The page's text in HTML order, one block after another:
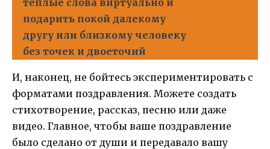
подарить покой далекому
другу или близкому человеку
без точек и двоеточий
И, наконец, не бойтесь экспериментировать с
форматами поздравления. Можете создать
стихотворение, рассказ, песню или даже
видео. Главное, чтобы ваше поздравление
было сделано от души и передавало вашу